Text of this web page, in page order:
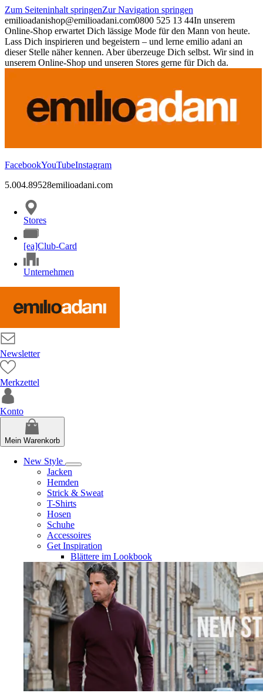
Zum Seiteninhalt springenZur Navigation springen
emilioadanishop@emilioadani.com0800 525 13 44In unserem
Online-Shop erwartet Dich lässige Mode für den Mann von heute.
Lass Dich inspirieren und begeistern – und lerne emilio adani an
dieser Stelle näher kennen. Aber überzeuge Dich selbst. Wir sind in
unserem Online-Shop und unseren Stores gerne für Dich da.
FacebookYouTubeInstagram
5.004.89528emilioadani.com
Stores
[ea]Club-Card
Unternehmen
Newsletter
Merkzettel
Konto
Mein Warenkorb
New Style
Jacken
Hemden
Strick & Sweat
T-Shirts
Hosen
Schuhe
Accessoires
Get Inspiration
Blättere im Lookbook